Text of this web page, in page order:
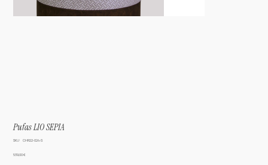
Pufas LIO SEPIA
SKU:
SKU
024-
CHR22-024-S
Kaina
539,00 €